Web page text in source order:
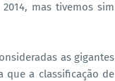
mas tivemos sim
as gigantes
que a classificação de